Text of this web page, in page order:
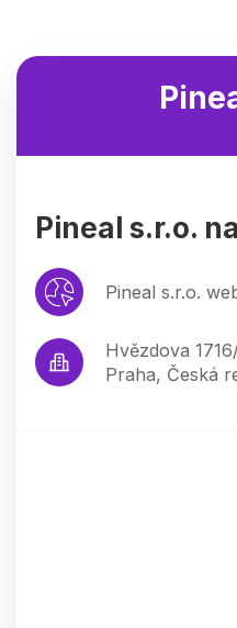
Pineal s.r.o.
Pineal s.r.o.
Hvězdova
Praha, Česká